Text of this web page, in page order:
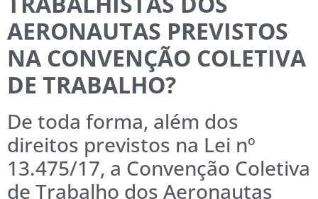
AERONAUTAS PREVISTOS
NA CONVENÇÃO COLETIVA
DE TRABALHO?
De toda forma, além dos
direitos previstos na Lei nº
13.475/17, a Convenção Coletiva
de Trabalho dos Aeronautas